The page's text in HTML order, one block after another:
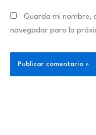
Guarda mi nombre,
navegador para la